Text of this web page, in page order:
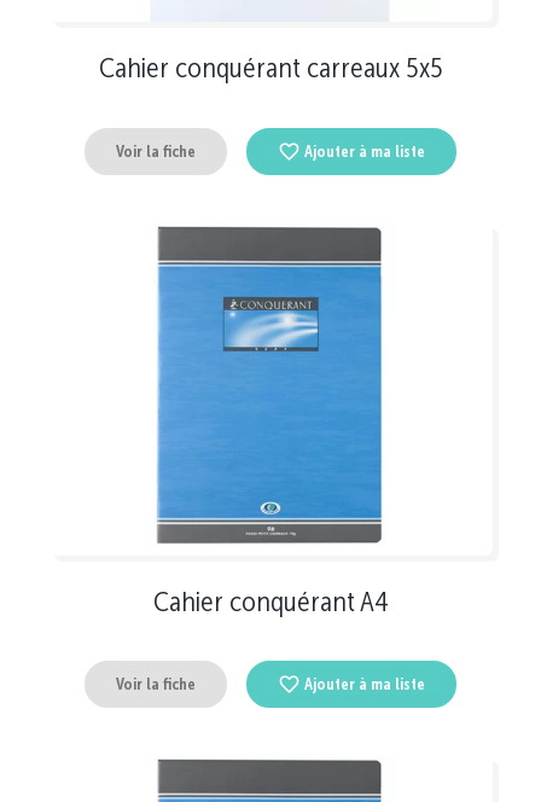
Cahier conquérant carreaux 5x5
Voir la fiche Ajouter à ma liste
Cahier conquérant A4
Voir la fiche Ajouter à ma liste